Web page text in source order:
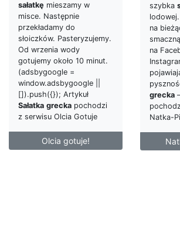
sałatkę mieszamy w
misce. Następnie
przekładamy do
słoiczków. Pasteryzujemy.
Od wrzenia wody
gotujemy około 10 minut.
(adsbygoogle =
window.adsbygoogle ||
[]).push({}); Artykuł
Sałatka grecka pochodzi
z serwisu Olcia Gotuje
Olcia gotuje!
szybka
na
na
grecka
Natka-